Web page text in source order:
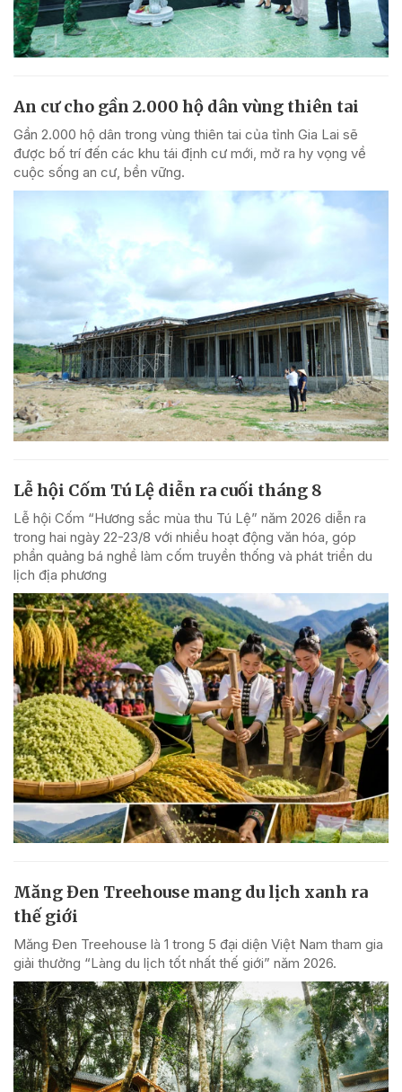
An cư cho gần 2.000 hộ dân vùng thiên tai
Gần 2.000 hộ dân trong vùng thiên tai của tỉnh Gia Lai sẽ
được bố trí đến các khu tái định cư mới, mở ra hy vọng về
cuộc sống an cư, bền vững.
Lễ hội Cốm Tú Lệ diễn ra cuối tháng 8
Lễ hội Cốm “Hương sắc mùa thu Tú Lệ” năm 2026 diễn ra
trong hai ngày 22-23/8 với nhiều hoạt động văn hóa, góp
phần quảng bá nghề làm cốm truyền thống và phát triển du
lịch địa phương
Măng Đen Treehouse mang du lịch xanh ra
thế giới
Măng Đen Treehouse là 1 trong 5 đại diện Việt Nam tham gia
giải thưởng “Làng du lịch tốt nhất thế giới” năm 2026.